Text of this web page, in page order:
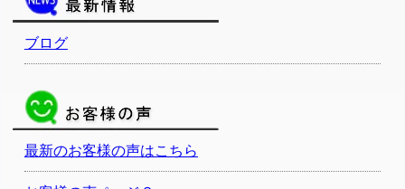
ブログ
最新のお客様の声はこちら